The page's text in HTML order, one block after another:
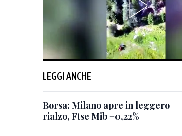
LEGGI ANCHE
Borsa: Milano apre in leggero
rialzo, Ftse Mib +0,22%